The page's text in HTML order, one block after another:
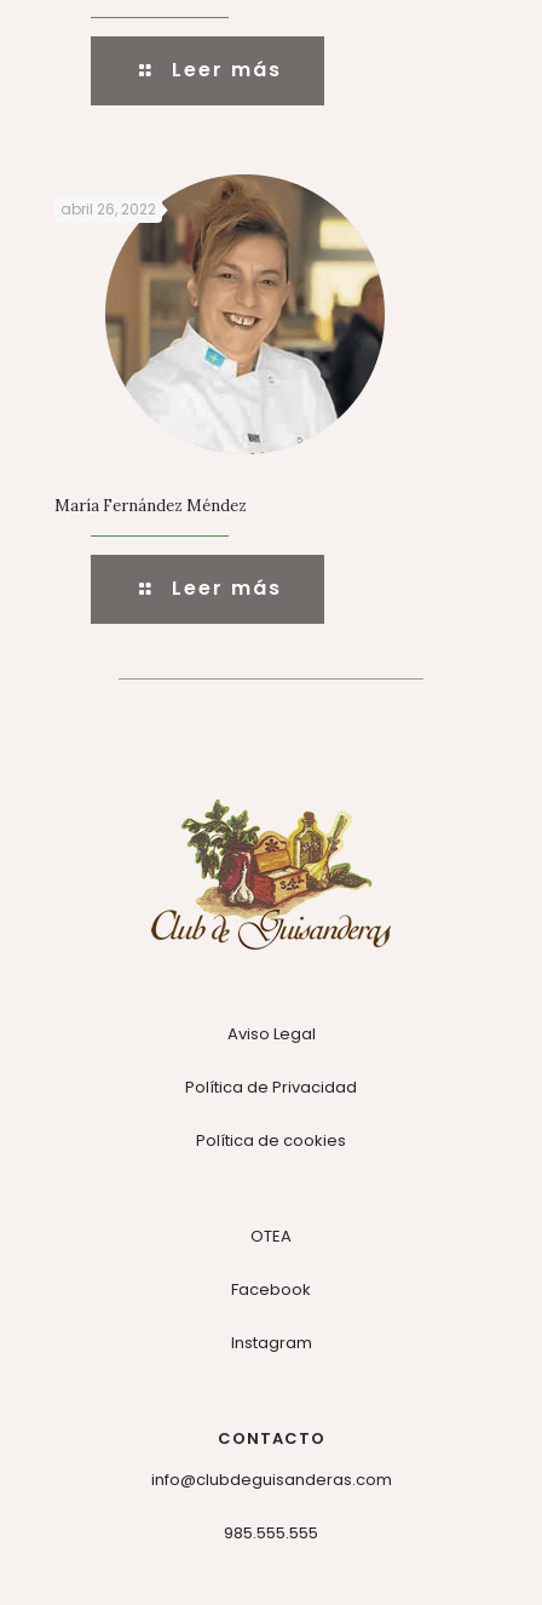
Leer más
abril 26, 2022
María Fernández Méndez
Leer más
Aviso Legal
Política de Privacidad
Política de cookies
OTEA
Facebook
Instagram
CONTACTO
info@clubdeguisanderas.com
985.555.555